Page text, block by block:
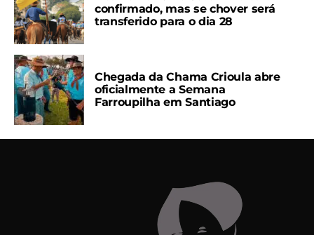
confirmado, mas se chover será
transferido para o dia 28
Chegada da Chama Crioula abre
oficialmente a Semana
Farroupilha em Santiago